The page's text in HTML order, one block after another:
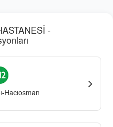
-
Hacıosman